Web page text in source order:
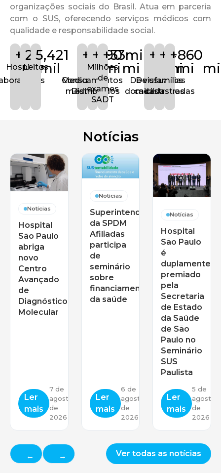
organizações sociais do Brasil. Atua em parceria
com o SUS, oferecendo serviços médicos com
qualidade e responsabilidade social.
+ 72
mil
Hospitais
24
Leitos
5,421
Consultas
médicas
+ 18
mi
Medicamentos
Distribuídos
+ 190
mi
Milhões
de
exames
SADT
+33mi
De visitas
domiciliares
+ 9
mi
De usuários
cadastrados
+ 4
mi
famílias
cadastradas
+860
Notícias
Notícias
Hospital
São Paulo
abriga
novo
Centro
Avançado
de
Diagnóstico
Molecular
Ler
mais
7 de
agosto
de
2026
Notícias
Superintendente
da SPDM
Afiliadas
participa
de
seminário
sobre
financiamento
da saúde
Ler
mais
6 de
agosto
de
2026
Notícias
Hospital
São Paulo
é
duplamente
premiado
pela
Secretaria
de Estado
da Saúde
de São
Paulo no
Seminário
SUS
Paulista
Ler
mais
5 de
agosto
de
2026
← → Ver todas as notícias